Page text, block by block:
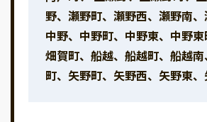
野、瀬野町、瀬野西、瀬野南、
中野、中野町、中野東、中野東
畑賀町、船越、船越町、船越
町、矢野町、矢野西、矢野東